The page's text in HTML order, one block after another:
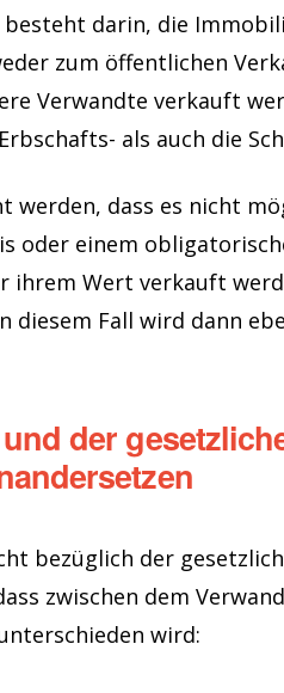
darin, die
zum öffentlichen
Verwandte verkauft
als auch die
werden, dass es nicht
oder einem
ihrem Wert verkauft
diesem Fall wird dann
der
bezüglich der
zwischen dem
wird: